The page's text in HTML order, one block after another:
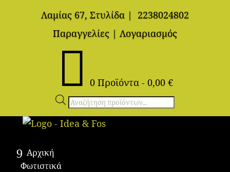
Λαμίας 67, Στυλίδα |
2238024802
Παραγγελίες | Λογαριασμός
 0 Προϊόντα - 0,00 €
Αναζήτηση
προϊόντων
Αρχική
Φωτιστικά